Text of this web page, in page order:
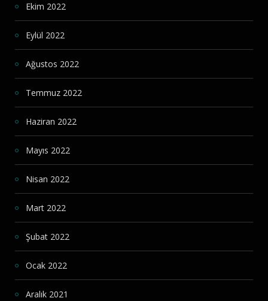
Ekim 2022
Eylül 2022
Ağustos 2022
Temmuz 2022
Haziran 2022
Mayıs 2022
Nisan 2022
Mart 2022
Şubat 2022
Ocak 2022
Aralık 2021